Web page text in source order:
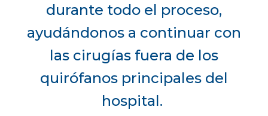
durante todo el proceso,
ayudándonos a continuar con
las cirugías fuera de los
quirófanos principales del
hospital.